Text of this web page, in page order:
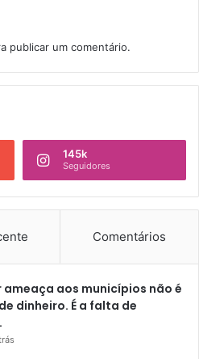
publicar um comentário.
145k
Seguidores
Comentários
ameaça aos municípios não é
dinheiro. É a falta de